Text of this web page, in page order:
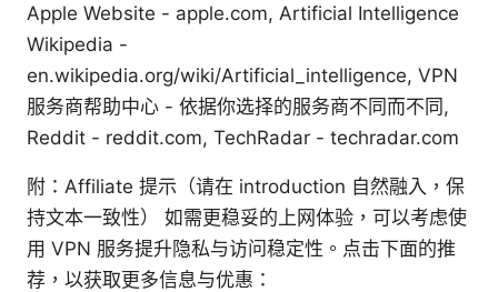
Apple Website - apple.com, Artificial Intelligence
Wikipedia -
en.wikipedia.org/wiki/Artificial_intelligence, VPN
服务商帮助中心 - 依据你选择的服务商不同而不同,
Reddit - reddit.com, TechRadar - techradar.com
附：Affiliate 提示（请在 introduction 自然融入，保
持文本一致性） 如需更稳妥的上网体验，可以考虑使
用 VPN 服务提升隐私与访问稳定性。点击下面的推
荐，以获取更多信息与优惠：